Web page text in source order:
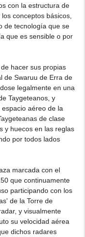
con la estructura de
conceptos básicos,
de tecnología que se
que es sensible o por
hacer sus propias
de Swaruu de Erra de
legalmente en una
Taygeteanos, y
aéreo de la
de clase
y huecos en las reglas
por todos lados
marcada con el
que continuamente
participando con los
de la Torre de
y visualmente
su velocidad aérea
dichos radares